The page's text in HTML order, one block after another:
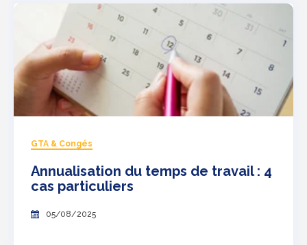
GTA & Congés
Annualisation du temps de travail : 4
cas particuliers
05/08/2025